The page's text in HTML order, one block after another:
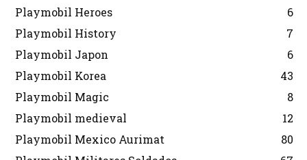
Playmobil Heroes
6
Playmobil History
7
Playmobil Japon
6
Playmobil Korea
43
Playmobil Magic
8
Playmobil medieval
12
Playmobil Mexico Aurimat
80